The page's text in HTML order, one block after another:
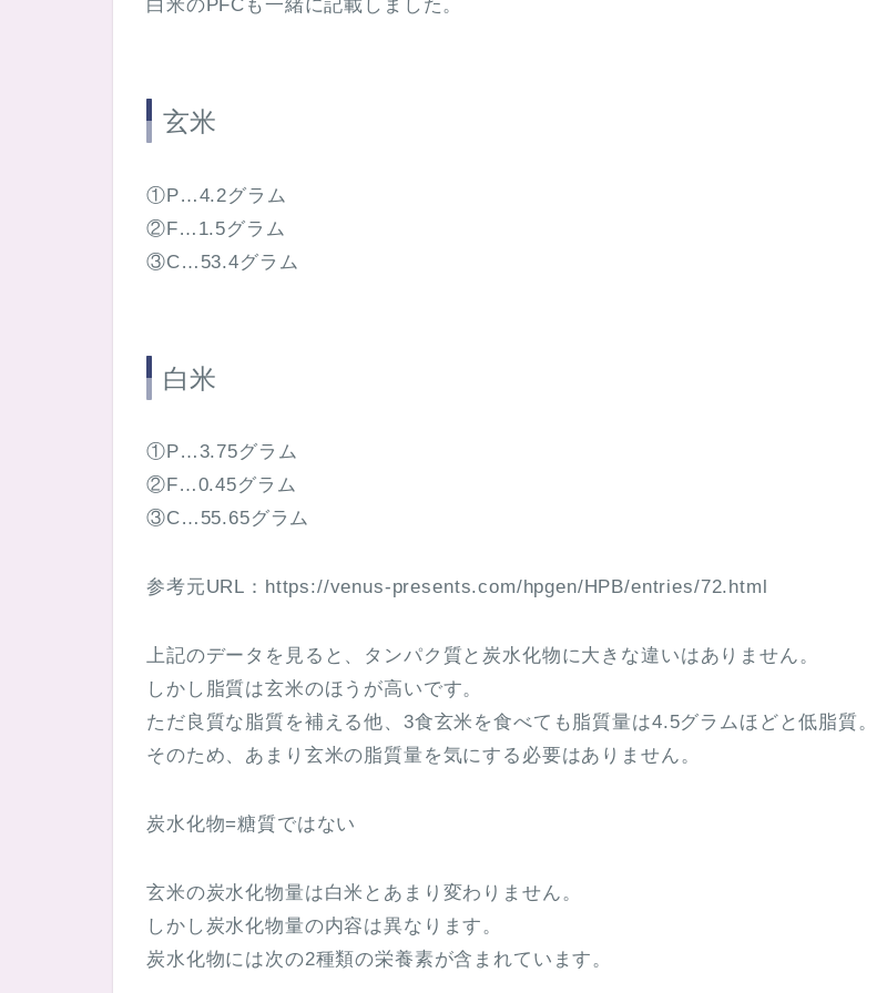
白米のPFCも一緒に記載しました。
玄米
①P…4.2グラム
②F…1.5グラム
③C…53.4グラム
白米
①P…3.75グラム
②F…0.45グラム
③C…55.65グラム
参考元URL：https://venus-presents.com/hpgen/HPB/entries/72.html
上記のデータを見ると、タンパク質と炭水化物に大きな違いはありません。
しかし脂質は玄米のほうが高いです。
ただ良質な脂質を補える他、3食玄米を食べても脂質量は4.5グラムほどと低脂質。
そのため、あまり玄米の脂質量を気にする必要はありません。
炭水化物=糖質ではない
玄米の炭水化物量は白米とあまり変わりません。
しかし炭水化物量の内容は異なります。
炭水化物には次の2種類の栄養素が含まれています。